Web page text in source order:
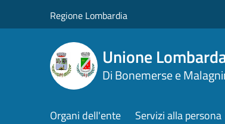
Regione Lombardia
Unione
Di Bonemerse e
Organi dell'ente Servizi alla persona